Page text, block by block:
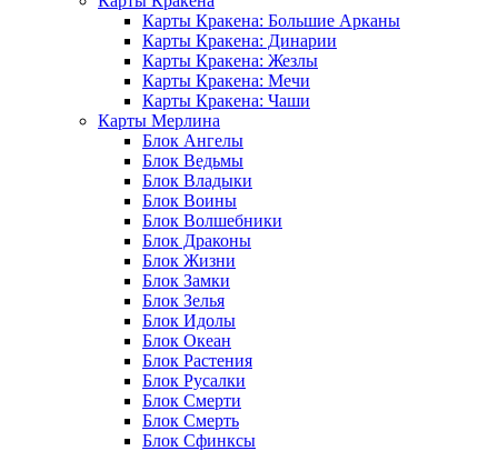
Карты Кракена: Большие Арканы
Карты Кракена: Динарии
Карты Кракена: Жезлы
Карты Кракена: Мечи
Карты Кракена: Чаши
Карты Мерлина
Блок Ангелы
Блок Ведьмы
Блок Владыки
Блок Воины
Блок Волшебники
Блок Драконы
Блок Жизни
Блок Замки
Блок Зелья
Блок Идолы
Блок Океан
Блок Растения
Блок Русалки
Блок Смерти
Блок Смерть
Блок Сфинксы